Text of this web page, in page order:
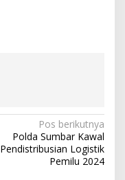
Pos berikutnya
Polda Sumbar Kawal
Pendistribusian Logistik
Pemilu 2024